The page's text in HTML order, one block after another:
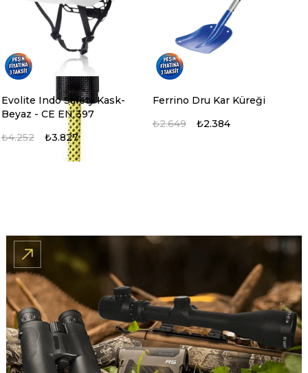
Evolite Indo Safety Kask-
Beyaz - CE EN 397
₺3.827
₺4.252
Ferrino Dru Kar Küreği
₺2.384
₺2.649